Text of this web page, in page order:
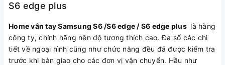
S6 edge plus
Home vân tay Samsung S6 /S6 edge / S6 edge plus là hàng
công ty, chính hãng nên độ tương thích cao. Đa số các chi
tiết về ngoại hình cũng như chức năng đều đã được kiểm tra
trước khi bàn giao cho các đơn vị vận chuyển. Hầu như